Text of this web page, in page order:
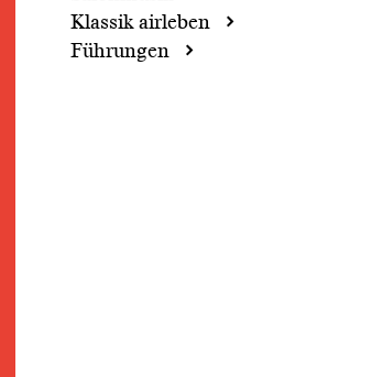
Klassik airleben
Führungen